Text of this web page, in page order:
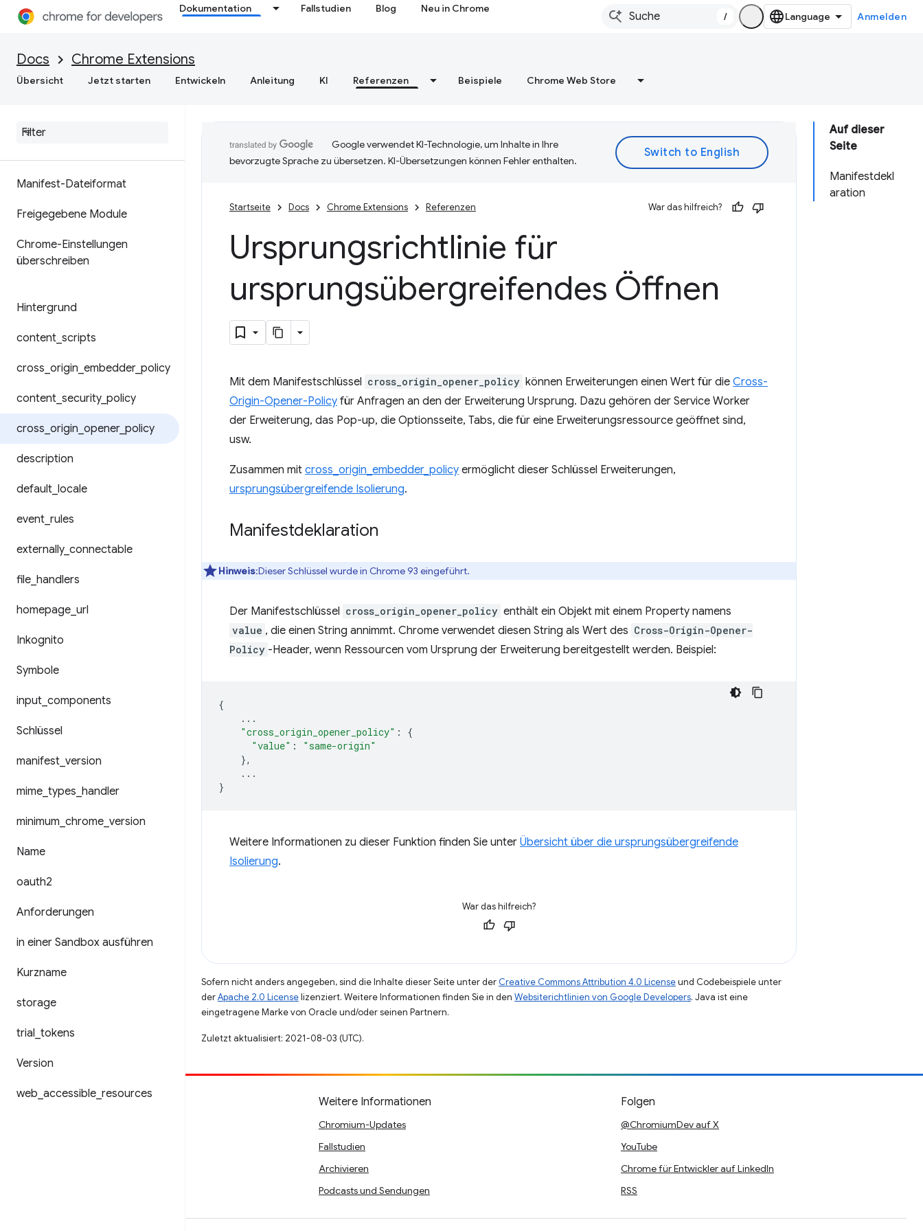
Dokumentation Fallstudien Blog Neu in Chrome
/ Anmelden
Docs Chrome Extensions
Übersicht Jetzt starten Entwickeln Anleitung KI Referenzen Beispiele Chrome Web Store
Manifest-Dateiformat
Freigegebene Module
Chrome-Einstellungen
überschreiben
Hintergrund
content scripts
cross origin embedder_ policy
content security_ policy
cross origin opener_ policy
description
default locale
event rules
externally_ connectable
file handlers
homepage url
Inkognito
Symbole
input components
Schlüssel
manifest version
mime types handler
minimum chrome version
Name
oauth2
Anforderungen
in einer Sandbox ausführen
Kurzname
storage
trial tokens
Version
web accessible resources
Auf dieser
Seite
Manifestdekl
aration
Google verwendet KI-Technologie, um Inhalte in Ihre
bevorzugte Sprache zu übersetzen. KI-Übersetzungen können Fehler enthalten.
Startseite Docs Chrome Extensions Referenzen War das hilfreich?
Ursprungsrichtlinie für
ursprungsübergreifendes Öffnen
Mit dem Manifestschlüssel cross_origin_opener_policy können Erweiterungen einen Wert für die Cross-
Origin-Opener-Policy für Anfragen an den der Erweiterung Ursprung. Dazu gehören der Service Worker
der Erweiterung, das Pop-up, die Optionsseite, Tabs, die für eine Erweiterungsressource geöffnet sind,
usw.
Zusammen mit cross_origin_embedder_policy ermöglicht dieser Schlüssel Erweiterungen,
ursprungsübergreifende Isolierung.
Manifestdeklaration
Hinweis:Dieser Schlüssel wurde in Chrome 93 eingeführt.
Der Manifestschlüssel cross_origin_opener_policy enthält ein Objekt mit einem Property namens
value , die einen String annimmt. Chrome verwendet diesen String als Wert des Cross-Origin-Opener-
Policy -Header, wenn Ressourcen vom Ursprung der Erweiterung bereitgestellt werden. Beispiel:
{
...
"cross_origin_opener_policy" :
{
"value" :
"same-origin"
},
...
}
Weitere Informationen zu dieser Funktion finden Sie unter Übersicht über die ursprungsübergreifende
Isolierung.
War das hilfreich?
Sofern nicht anders angegeben, sind die Inhalte dieser Seite unter der Creative Commons Attribution 4.0 Licenseund Codebeispiele unter
derApache 2.0 Licenselizenziert. Weitere Informationen finden Sie in den Websiterichtlinien von Google Developers. Java ist eine
eingetragene Marke von Oracle und/oder seinen Partnern.
Zuletzt aktualisiert: 2021-08-03 (UTC).
Beitragen Weitere Informationen
Chromium-Updates
Fallstudien
Archivieren
Podcasts und Sendungen
Folgen
@ChromiumDev auf X
YouTube
Chrome für Entwickler auf LinkedIn
RSS